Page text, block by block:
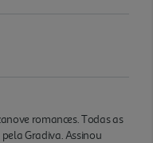
romances. Todas as
Gradiva. Assinou